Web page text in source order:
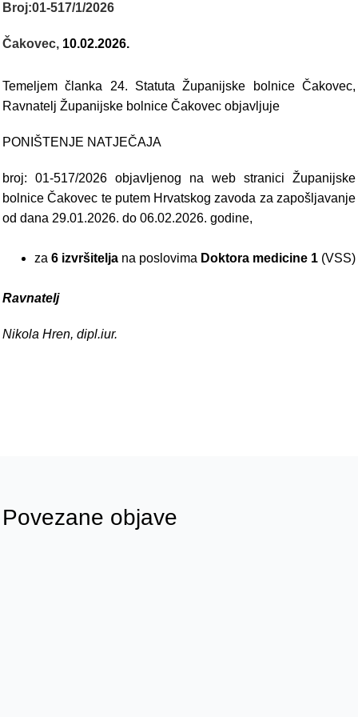
Broj:01-517/1/2026
Čakovec, 10.02.2026.
Temeljem članka 24. Statuta Županijske bolnice Čakovec,
Ravnatelj Županijske bolnice Čakovec objavljuje
PONIŠTENJE NATJEČAJA
broj: 01-517/2026 objavljenog na web stranici Županijske
bolnice Čakovec te putem Hrvatskog zavoda za zapošljavanje
od dana 29.01.2026. do 06.02.2026. godine,
za 6 izvršitelja na poslovima Doktora medicine 1 (VSS)
Ravnatelj
Nikola Hren, dipl.iur.
Povezane objave